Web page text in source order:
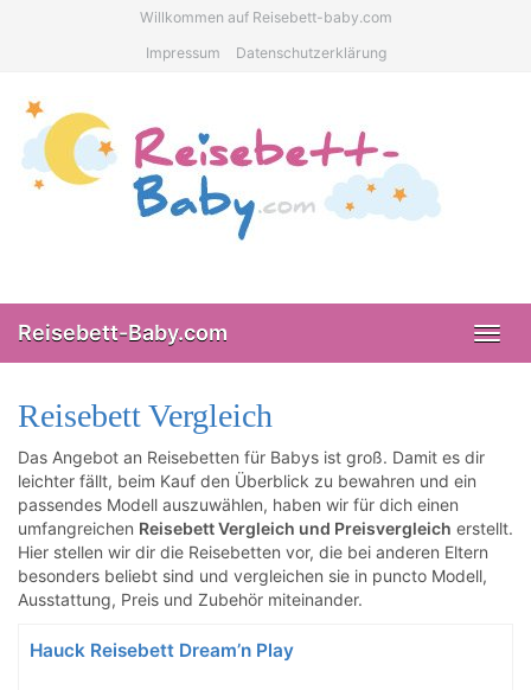
Willkommen auf Reisebett-baby.com
Impressum
Datenschutzerklärung
Reisebett-Baby.com
Reisebett Vergleich
Das Angebot an Reisebetten für Babys ist groß. Damit es dir
leichter fällt, beim Kauf den Überblick zu bewahren und ein
passendes Modell auszuwählen, haben wir für dich einen
umfangreichen Reisebett Vergleich und Preisvergleich erstellt.
Hier stellen wir dir die Reisebetten vor, die bei anderen Eltern
besonders beliebt sind und vergleichen sie in puncto Modell,
Ausstattung, Preis und Zubehör miteinander.
Hauck Reisebett Dream’n Play